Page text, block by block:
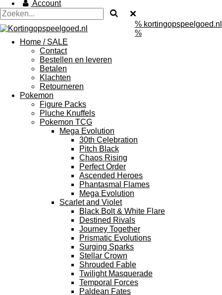
Account
% kortingopspeelgoed.nl
%
Home / SALE
Contact
Bestellen en leveren
Betalen
Klachten
Retourneren
Pokemon
Figure Packs
Pluche Knuffels
Pokemon TCG
Mega Evolution
30th Celebration
Pitch Black
Chaos Rising
Perfect Order
Ascended Heroes
Phantasmal Flames
Mega Evolution
Scarlet and Violet
Black Bolt & White Flare
Destined Rivals
Journey Together
Prismatic Evolutions
Surging Sparks
Stellar Crown
Shrouded Fable
Twilight Masquerade
Temporal Forces
Paldean Fates